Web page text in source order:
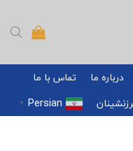
درباره ما
تماس با ما
Persian
▼